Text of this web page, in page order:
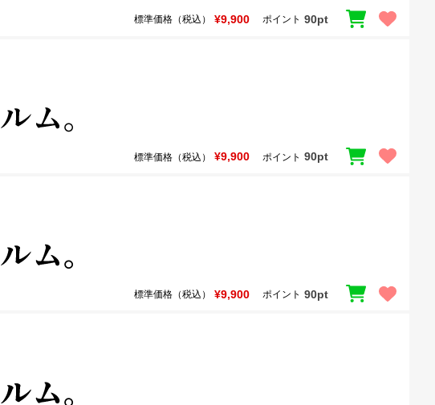
標準価格（税込） ¥9,900 ポイント 90pt
標準価格（税込） ¥9,900 ポイント 90pt
標準価格（税込） ¥9,900 ポイント 90pt